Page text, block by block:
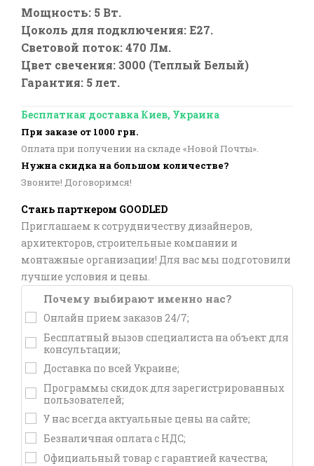
Мощность: 5 Вт.
Цоколь для подключения: E27.
Световой поток: 470 Лм.
Цвет свечения: 3000 (Теплый Белый)
Гарантия: 5 лет.
Бесплатная доставка Киев, Украина
При заказе от 1000 грн.
Оплата при получении на складе «Новой Почты».
Нужна скидка на большом количестве?
Звоните! Договоримся!
Стань партнером GOODLED
Приглашаем к сотрудничеству дизайнеров,
архитекторов, строительные компании и
монтажные организации! Для вас мы подготовили
лучшие условия и цены.
Почему выбирают именно нас?
Онлайн прием заказов 24/7;
Бесплатный вызов специалиста на объект для
консультации;
Доставка по всей Украине;
Программы скидок для зарегистрированных
пользователей;
У нас всегда актуальные цены на сайте;
Безналичная оплата с НДС;
Официальный товар с гарантией качества;